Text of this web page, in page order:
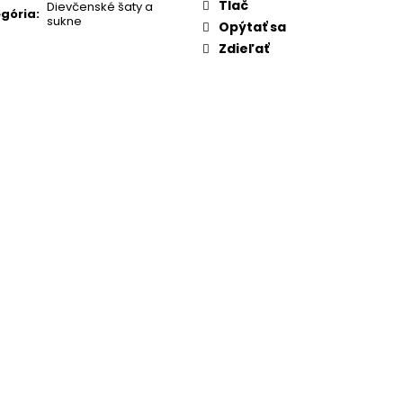
: Dievčenské šaty a
sukne
Tlač
Opýtať sa
Zdieľať